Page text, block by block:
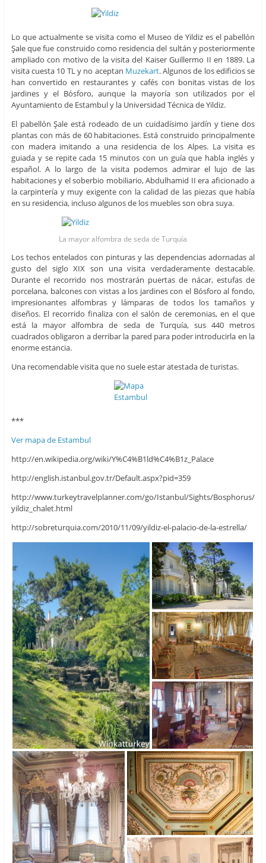
Lo que actualmente se visita como el Museo de Yildiz es el pabellón
Şale que fue construido como residencia del sultán y posteriormente
ampliado con motivo de la visita del Kaiser Guillermo II en 1889. La
visita cuesta 10 TL y no aceptan Muzekart. Algunos de los edificios se
han convertido en restaurantes y cafés con bonitas vistas de los
jardines y el Bósforo, aunque la mayoría son utilizados por el
Ayuntamiento de Estambul y la Universidad Técnica de Yildiz.
El pabellón Şale está rodeado de un cuidadísimo jardín y tiene dos
plantas con más de 60 habitaciones. Está construido principalmente
con madera imitando a una residencia de los Alpes. La visita es
guiada y se repite cada 15 minutos con un guía que habla inglés y
español. A lo largo de la visita podemos admirar el lujo de las
habitaciones y el soberbio mobiliario, Abdulhamid II era aficionado a
la carpintería y muy exigente con la calidad de las piezas que había
en su residencia, incluso algunos de los muebles son obra suya.
La mayor alfombra de seda de Turquía
Los techos entelados con pinturas y las dependencias adornadas al
gusto del siglo XIX son una visita verdaderamente destacable.
Durante el recorrido nos mostrarán puertas de nácar, estufas de
porcelana, balcones con vistas a los jardines con el Bósforo al fondo,
impresionantes alfombras y lámparas de todos los tamaños y
diseños. El recorrido finaliza con el salón de ceremonias, en el que
está la mayor alfombra de seda de Turquía, sus 440 metros
cuadrados obligaron a derribar la pared para poder introducirla en la
enorme estancia.
Una recomendable visita que no suele estar atestada de turistas.
***
Ver mapa de Estambul
http://en.wikipedia.org/wiki/Y%C4%B1ld%C4%B1z_Palace
http://english.istanbul.gov.tr/Default.aspx?pid=359
http://www.turkeytravelplanner.com/go/Istanbul/Sights/Bosphorus/
yildiz_chalet.html
http://sobreturquia.com/2010/11/09/yildiz-el-palacio-de-la-estrella/